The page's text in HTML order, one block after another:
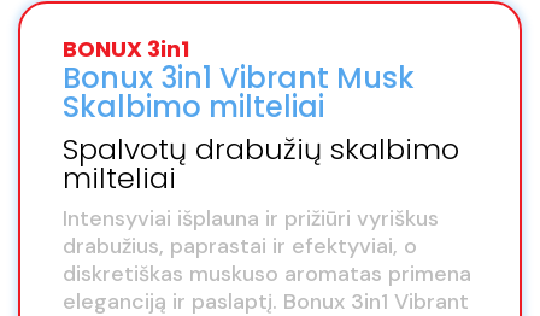
BONUX 3in1
Bonux 3in1 Vibrant Musk
Skalbimo milteliai
Spalvotų drabužių skalbimo
milteliai
Intensyviai išplauna ir prižiūri vyriškus
drabužius, paprastai ir efektyviai, o
diskretiškas muskuso aromatas primena
eleganciją ir paslaptį. Bonux 3in1 Vibrant